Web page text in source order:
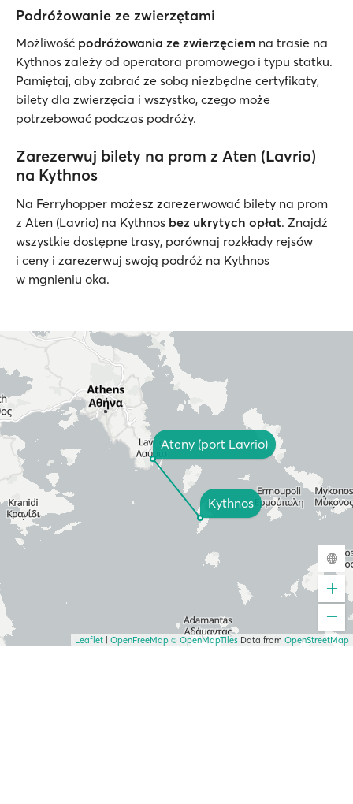
Podróżowanie ze zwierzętami
Możliwość podróżowania ze zwierzęciem na trasie na
Kythnos zależy od operatora promowego i typu statku.
Pamiętaj, aby zabrać ze sobą niezbędne certyfikaty,
bilety dla zwierzęcia i wszystko, czego może
potrzebować podczas podróży.
Zarezerwuj bilety na prom z Aten (Lavrio)
na Kythnos
Na Ferryhopper możesz zarezerwować bilety na prom
z Aten (Lavrio) na Kythnos bez ukrytych opłat. Znajdź
wszystkie dostępne trasy, porównaj rozkłady rejsów
i ceny i zarezerwuj swoją podróż na Kythnos
w mgnieniu oka.
Ateny (port Lavrio)
Kythnos
Leaflet | OpenFreeMap © OpenMapTiles Data from OpenStreetMap